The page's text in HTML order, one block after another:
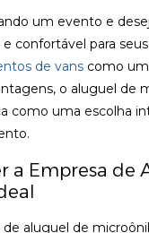
um evento e
confortável para
de vans como
o aluguel de
como uma escolha
a Empresa de
aluguel de